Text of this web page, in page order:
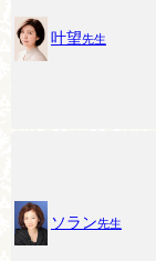
叶望先生
ソラン先生